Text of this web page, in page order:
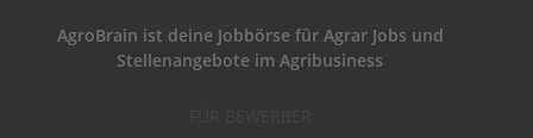
AgroBrain ist deine Jobbörse für Agrar Jobs und
Stellenangebote im Agribusiness